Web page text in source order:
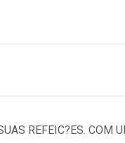
REFEIC?ES. COM